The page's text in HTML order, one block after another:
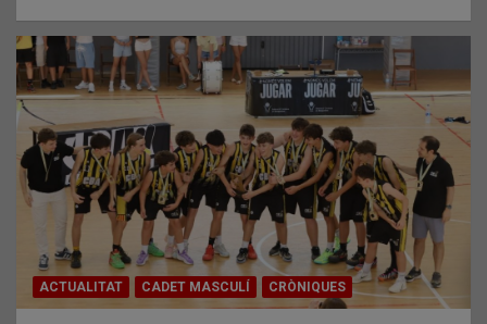
ACTUALITAT CADET MASCULÍ CRÒNIQUES